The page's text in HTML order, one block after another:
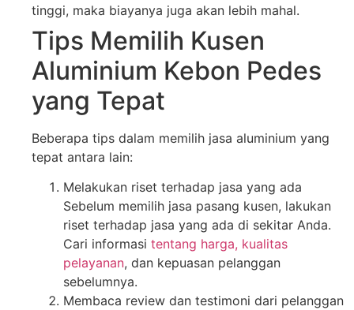
tinggi, maka biayanya juga akan lebih mahal.
Tips Memilih Kusen
Aluminium Kebon Pedes
yang Tepat
Beberapa tips dalam memilih jasa aluminium yang
tepat antara lain:
Melakukan riset terhadap jasa yang ada
Sebelum memilih jasa pasang kusen, lakukan
riset terhadap jasa yang ada di sekitar Anda.
Cari informasi tentang harga, kualitas
pelayanan, dan kepuasan pelanggan
sebelumnya.
Membaca review dan testimoni dari pelanggan